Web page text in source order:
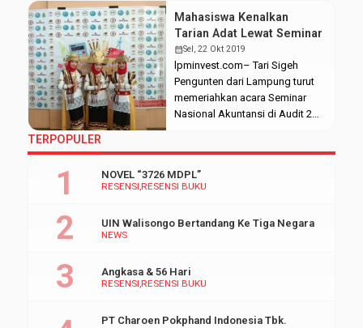
Mahasiswa Kenalkan
Tarian Adat Lewat Seminar
calendar_monthSel, 22 Okt 2019
lpminvest.com– Tari Sigeh
Pengunten dari Lampung turut
memeriahkan acara Seminar
Nasional Akuntansi di Audit 2
Keluarga Mahasiswa dan Pelajar
Chandra Dewi, tarian Sigeh
acara tertentu. “Yang
TERPOPULER
RESENSI RESENSI BUKU
NOVEL “3726 MDPL”
NEWS
UIN Walisongo Bertandang Ke Tiga Negara
RESENSI RESENSI BUKU
Angkasa & 56 Hari
PT Charoen Pokphand Indonesia Tbk.